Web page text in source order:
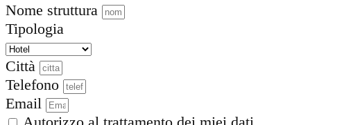
Nome struttura
Tipologia
Città
Telefono
Email